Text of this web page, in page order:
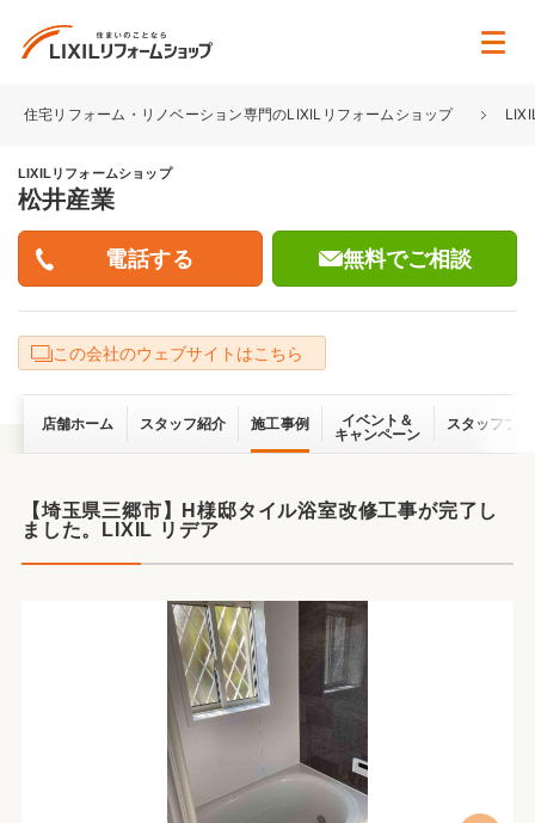
住宅リフォーム・リノベーション専門のLIXILリフォームショップ
LIXILリフォームショップ
松井産業
無料でご相談
この会社のウェブサイトはこちら
店舗ホーム スタッフ紹介 施工事例
イベント＆
キャンペーン
スタッフブ
【埼玉県三郷市】H様邸タイル浴室改修工事が完了し
ました。LIXIL リデア